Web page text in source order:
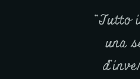
“Tutto
una